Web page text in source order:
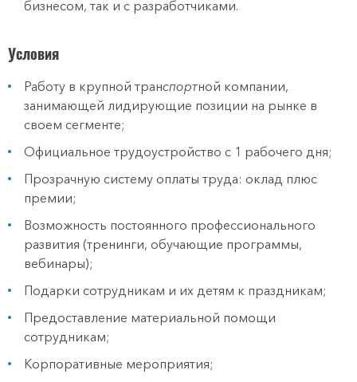
бизнесом, так и с разработчиками.
Условия
Работу в крупной транспортной компании,
занимающей лидирующие позиции на рынке в
своем сегменте;
Официальное трудоустройство с 1 рабочего дня;
Прозрачную систему оплаты труда: оклад плюс
премии;
Возможность постоянного профессионального
развития (тренинги, обучающие программы,
вебинары);
Подарки сотрудникам и их детям к праздникам;
Предоставление материальной помощи
сотрудникам;
Корпоративные мероприятия;